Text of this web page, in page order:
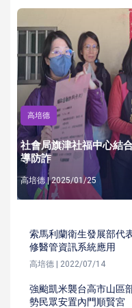
高培德
社會局旗津社福中心結
導防詐
高培德 | 2025/01/25
索馬利蘭衛生發展部代
修醫管資訊系統應用
高培德 | 2022/07/14
強颱凱米襲台高市山區
勢民眾安置內門順賢宮